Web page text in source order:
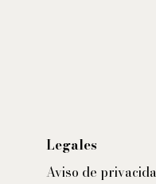
Legales
Aviso de